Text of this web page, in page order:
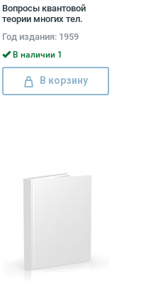
Вопросы квантовой
теории многих тел.
Год издания: 1959
В наличии 1
В корзину